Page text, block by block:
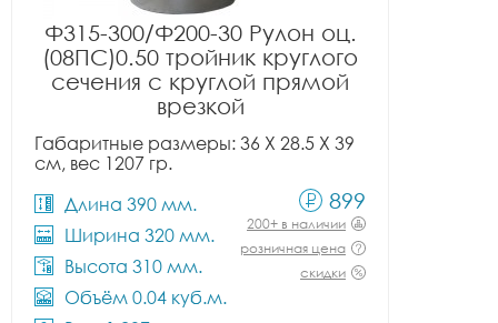
Ф315-300/Ф200-30 Рулон оц.
(08ПС)0.50 тройник круглого
сечения с круглой прямой
врезкой
Габаритные размеры: 36 X 28.5 X 39
см, вес 1207 гр.
Длина 390 мм.
Ширина 320 мм.
Высота 310 мм.
Объём 0.04 куб.м.
899
200+ в наличии
розничная цена
скидки